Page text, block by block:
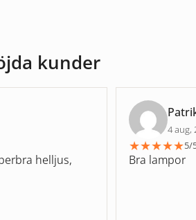
kunder
helljus,
4 aug,
★★★★★5/
Bra lampor